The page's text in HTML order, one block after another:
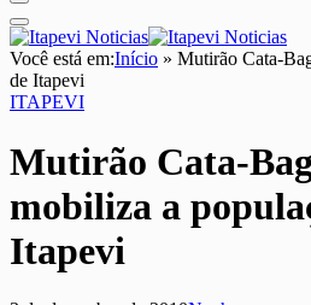
Você está em:Início » Mutirão Cata-
de Itapevi
ITAPEVI
Mutirão Cata-
mobiliza a
Itapevi